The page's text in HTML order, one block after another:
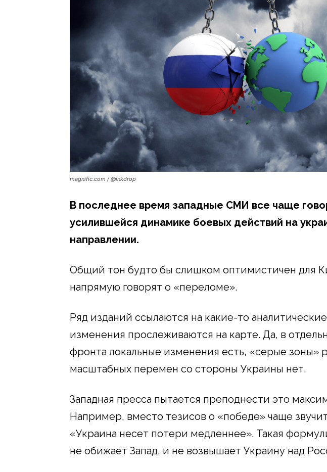
magnific.com / @inkdrop
В последнее время западные СМИ все чаще
усилившейся динамике боевых действий на
направлении.
Общий тон будто бы слишком оптимистичен для
напрямую говорят о «переломе».
Ряд изданий ссылаются на какие-то
изменения прослеживаются на карте. Да, в
фронта локальные изменения есть, «серые зоны»
масштабных перемен со стороны Украины нет.
Западная пресса пытается преподнести это
Например, вместо тезисов о «победе» чаще
«Украина несет потери медленнее». Такая
не обижает Запад, и не возвышает Украину над